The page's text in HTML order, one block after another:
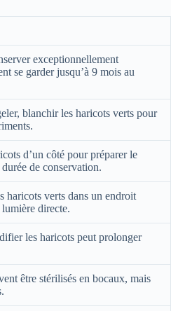
exceptionnellement
se garder jusqu’à 9 mois au
blanchir les haricots verts pour
d’un côté pour préparer le
de conservation.
haricots verts dans un endroit
directe.
les haricots peut prolonger
être stérilisés en bocaux, mais